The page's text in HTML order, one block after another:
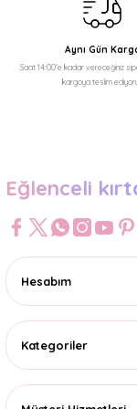
Bu ürüne benzer
Aynı Gün
Saat 14:00'e kadar vereceğiniz
kargoya teslim
Eğlenceli
Hesabım
Kategoriler